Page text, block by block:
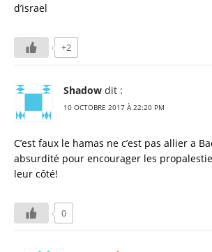
d’israel
+2
Shadow dit :
10 OCTOBRE 2017 À 22:20 PM
C’est faux le hamas ne c’est pas allier a
absurdité pour encourager les
leur côté!
0